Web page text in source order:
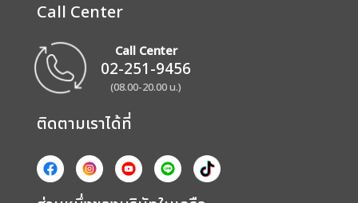
Call Center
Call Center
02-251-9456
(08.00-20.00 น.)
ติดตามเราได้ที่